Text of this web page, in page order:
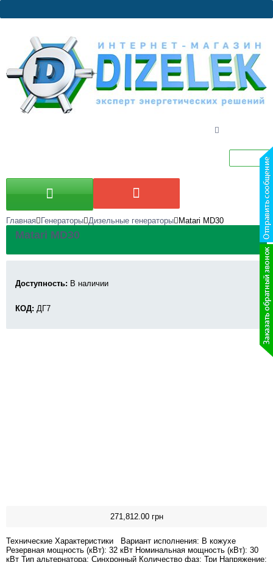
Главная Генераторы Дизельные генераторы Matari MD30
Matari MD30
Доступность: В наличии
КОД: ДГ7
271,812.00 грн
Технические Характеристики Вариант исполнения: В кожухе
Резервная мощность (кВт): 32 кВт Номинальная мощность (кВт): 30
кВт Тип альтернатора: Синхронный Количество фаз: Три Напряжение: